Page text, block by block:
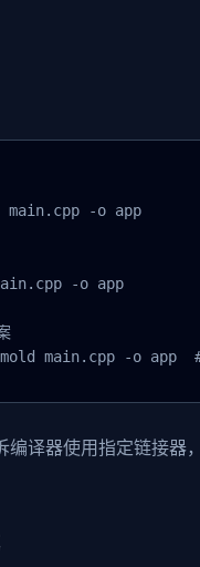
-o app
-o app
main.cpp -o app  #
编译器使用指定链接器